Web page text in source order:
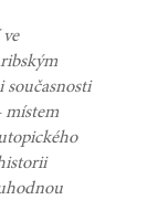
místem